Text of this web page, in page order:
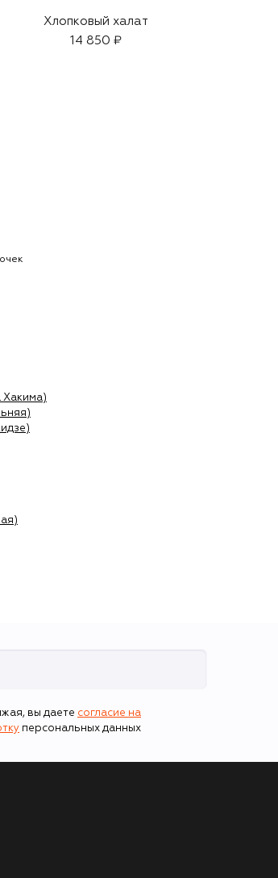
Хлопковый халат
14 850 ₽
Хакима)
вы даете согласие на
персональных данных